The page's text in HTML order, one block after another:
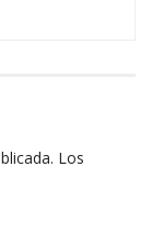
Los